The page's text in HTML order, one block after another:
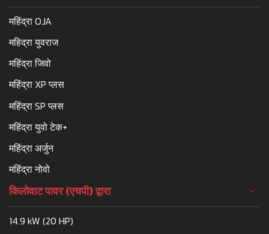
महिंद्रा OJA
महिद्रा युवराज
महिंद्रा जिवो
महिंद्रा XP प्लस
महिंद्रा SP प्लस
महिंद्रा युवो टेक+
महिंद्रा अर्जुन
महिंद्रा नोवो
किलोवाट पावर (एचपी) द्वारा
14.9 kW (20 HP)